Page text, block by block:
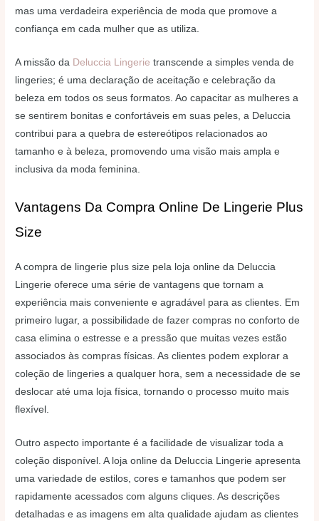
mas uma verdadeira experiência de moda que promove a
confiança em cada mulher que as utiliza.
A missão da Deluccia Lingerie transcende a simples venda de
lingeries; é uma declaração de aceitação e celebração da
beleza em todos os seus formatos. Ao capacitar as mulheres a
se sentirem bonitas e confortáveis em suas peles, a Deluccia
contribui para a quebra de estereótipos relacionados ao
tamanho e à beleza, promovendo uma visão mais ampla e
inclusiva da moda feminina.
Vantagens Da Compra Online De Lingerie Plus
Size
A compra de lingerie plus size pela loja online da Deluccia
Lingerie oferece uma série de vantagens que tornam a
experiência mais conveniente e agradável para as clientes. Em
primeiro lugar, a possibilidade de fazer compras no conforto de
casa elimina o estresse e a pressão que muitas vezes estão
associados às compras físicas. As clientes podem explorar a
coleção de lingeries a qualquer hora, sem a necessidade de se
deslocar até uma loja física, tornando o processo muito mais
flexível.
Outro aspecto importante é a facilidade de visualizar toda a
coleção disponível. A loja online da Deluccia Lingerie apresenta
uma variedade de estilos, cores e tamanhos que podem ser
rapidamente acessados com alguns cliques. As descrições
detalhadas e as imagens em alta qualidade ajudam as clientes